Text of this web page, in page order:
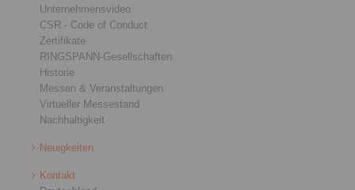
Unternehmensvideo
CSR - Code of Conduct
Zertifikate
RINGSPANN-Gesellschaften
Historie
Messen & Veranstaltungen
Virtueller Messestand
Nachhaltigkeit
Neuigkeiten
Kontakt